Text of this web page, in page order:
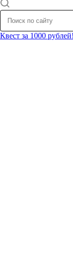
Квест за 1000 рублей!